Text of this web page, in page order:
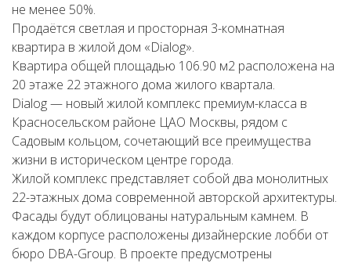
не менее 50%.
Продаётся светлая и просторная 3-комнатная
квартира в жилой дом «Dialog».
Квартира общей площадью 106.90 м2 расположена на
20 этаже 22 этажного дома жилого квартала.
Dialog — новый жилой комплекс премиум-класса в
Красносельском районе ЦАО Москвы, рядом с
Садовым кольцом, сочетающий все преимущества
жизни в историческом центре города.
Жилой комплекс представляет собой два монолитных
22-этажных дома современной авторской архитектуры.
Фасады будут облицованы натуральным камнем. В
каждом корпусе расположены дизайнерские лобби от
бюро DBA-Group. В проекте предусмотрены